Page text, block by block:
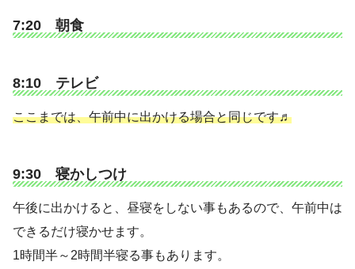
7:20 朝食
8:10 テレビ
ここまでは、午前中に出かける場合と同じです♬
9:30 寝かしつけ
午後に出かけると、昼寝をしない事もあるので、午前中は
できるだけ寝かせます。
1時間半～2時間半寝る事もあります。